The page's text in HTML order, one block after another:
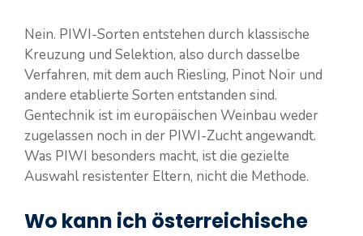
Nein. PIWI-Sorten entstehen durch klassische
Kreuzung und Selektion, also durch dasselbe
Verfahren, mit dem auch Riesling, Pinot Noir und
andere etablierte Sorten entstanden sind.
Gentechnik ist im europäischen Weinbau weder
zugelassen noch in der PIWI-Zucht angewandt.
Was PIWI besonders macht, ist die gezielte
Auswahl resistenter Eltern, nicht die Methode.
Wo kann ich österreichische